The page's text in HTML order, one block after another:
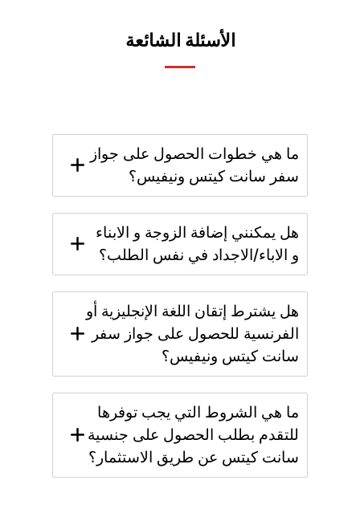
الأسئلة الشائعة
ما هي خطوات الحصول على جواز
سفر سانت كيتس ونيفيس؟
هل يمكنني إضافة الزوجة و الابناء
و الاباء/الاجداد في نفس الطلب؟
هل يشترط إتقان اللغة الإنجليزية أو
الفرنسية للحصول على جواز سفر
سانت كيتس ونيفيس؟
ما هي الشروط التي يجب توفرها
للتقدم بطلب الحصول على جنسية
سانت كيتس عن طريق الاستثمار؟